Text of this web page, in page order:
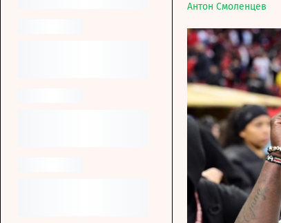
Антон Смоленцев